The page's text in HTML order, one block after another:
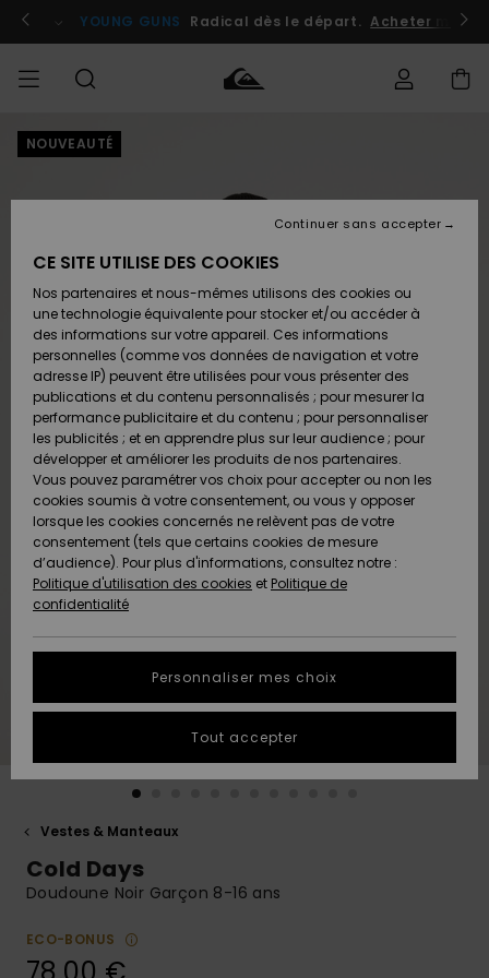
l'information
le
Se connecter / s'inscrire
YOUNG GUNS Radical dès le départ. Acheter
HOMME
Chaussures
& Tongs
Surf
Snow
Nouveautés
A
Découvrir
Chaussures
& Tongs
Surf
Snow
Nouveautés
A
Découvrir
FEMME
A
Découvrir
Snow
SURF
Homme
Surf
Shop
Enfant
Highlights
Communauté
SNOW
Homme
Snow
Shop
Enfant
Snow
Shop
Femme
A
Découvrir
Communauté
OUTLET
Enfant
Outlet
Femme
AIDE &
CONTACT
Retours
Paiement
Carte
Cadeau
Quiksilver
Freedom
Protection
des
tailles
obtenir la
à votre
question.
MAGASINS
QUIKSILVER
NOUVEAUTÉ
Vestes & Manteaux
Cold Days
Doudoune Noir Garçon 8-16 ans
ECO-BONUS
CE SITE UTILISE DES COOKIES
Nos partenaires et nous-mêmes utilisons des cookies ou
une technologie équivalente pour stocker et/ou accéder à
des informations sur votre appareil. Ces informations
personnelles (comme vos données de navigation et votre
adresse IP) peuvent être utilisées pour vous présenter des
publications et du contenu personnalisés ; pour mesurer la
performance publicitaire et du contenu ; pour personnaliser
les publicités ; et en apprendre plus sur leur audience ; pour
développer et améliorer les produits de nos partenaires.
Vous pouvez paramétrer vos choix pour accepter ou non les
cookies soumis à votre consentement, ou vous y opposer
lorsque les cookies concernés ne relèvent pas de votre
consentement (tels que certains cookies de mesure
d’audience). Pour plus d'informations, consultez notre :
Politique d'utilisation des cookies et Politique de
confidentialité
Personnaliser mes choix
Continuer sans accepter
Tout accepter